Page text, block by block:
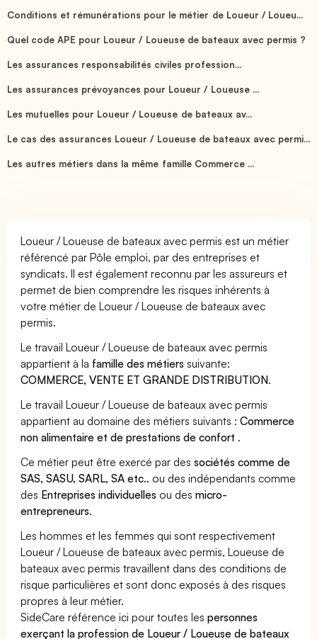
Conditions et rémunérations pour le métier de Loueur / Loueu...
Quel code APE pour Loueur / Loueuse de bateaux avec permis ?
Les assurances responsabilités civiles profession...
Les assurances prévoyances pour Loueur / Loueuse ...
Les mutuelles pour Loueur / Loueuse de bateaux av...
Le cas des assurances Loueur / Loueuse de bateaux avec permi...
Les autres métiers dans la même famille Commerce ...
Loueur / Loueuse de bateaux avec permis est un métier
référencé par Pôle emploi, par des entreprises et
syndicats. Il est également reconnu par les assureurs et
permet de bien comprendre les risques inhérents à
votre métier de Loueur / Loueuse de bateaux avec
permis.
Le travail Loueur / Loueuse de bateaux avec permis
appartient à la famille des métiers suivante:
COMMERCE, VENTE ET GRANDE DISTRIBUTION.
Le travail Loueur / Loueuse de bateaux avec permis
appartient au domaine des métiers suivants :Commerce
non alimentaire et de prestations de confort .
Ce métier peut être exercé par dessociétés comme de
SAS, SASU, SARL, SA etc.. ou des indépendants comme
des Entreprises individuelles ou desmicro-
entrepreneurs.
Les hommes et les femmes qui sont respectivement
Loueur / Loueuse de bateaux avec permis, Loueuse de
bateaux avec permis travaillent dans des conditions de
risque particulières et sont donc exposés à des risques
propres à leur métier.
SideCare référence ici pour toutes lespersonnes
exerçant la profession de Loueur / Loueuse de bateaux